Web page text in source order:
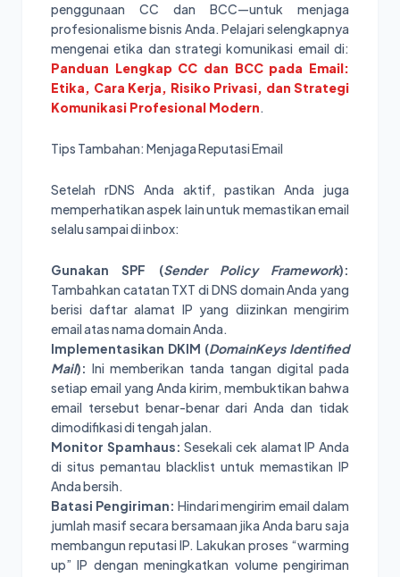
penggunaan CC dan BCC—untuk menjaga
profesionalisme bisnis Anda. Pelajari selengkapnya
mengenai etika dan strategi komunikasi email di:
Panduan Lengkap CC dan BCC pada Email:
Etika, Cara Kerja, Risiko Privasi, dan Strategi
Komunikasi Profesional Modern.
Tips Tambahan: Menjaga Reputasi Email
Setelah rDNS Anda aktif, pastikan Anda juga
memperhatikan aspek lain untuk memastikan email
selalu sampai di inbox:
Gunakan SPF (Sender Policy Framework):
Tambahkan catatan TXT di DNS domain Anda yang
berisi daftar alamat IP yang diizinkan mengirim
email atas nama domain Anda.
Implementasikan DKIM (DomainKeys Identified
Mail): Ini memberikan tanda tangan digital pada
setiap email yang Anda kirim, membuktikan bahwa
email tersebut benar-benar dari Anda dan tidak
dimodifikasi di tengah jalan.
Monitor Spamhaus: Sesekali cek alamat IP Anda
di situs pemantau blacklist untuk memastikan IP
Anda bersih.
Batasi Pengiriman: Hindari mengirim email dalam
jumlah masif secara bersamaan jika Anda baru saja
membangun reputasi IP. Lakukan proses “warming
up” IP dengan meningkatkan volume pengiriman